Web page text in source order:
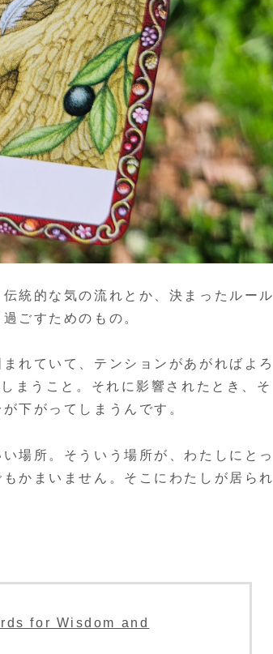
統的な気の流れとか、決まったルール
ごすためのもの。
れていて、テンションがあがればよろ
まうこと。それに影響されたとき、そ
下がってしまうんです。
場所。そういう場所が、わたしにとっ
かまいません。そこにわたしが居られ
for Wisdom and